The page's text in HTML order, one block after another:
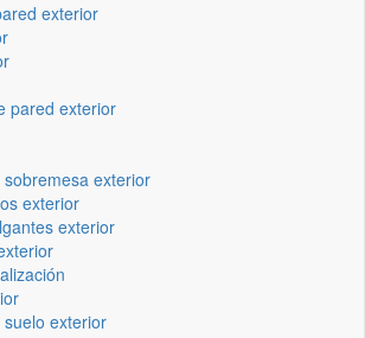
exterior
pared exterior
exterior
exterior
exterior
exterior